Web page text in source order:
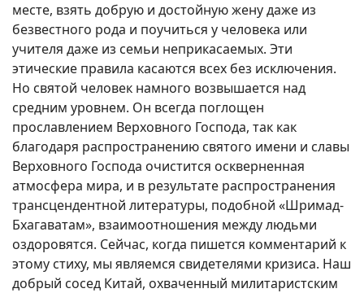
месте, взять добрую и достойную жену даже из
безвестного рода и поучиться у человека или
учителя даже из семьи неприкасаемых. Эти
этические правила касаются всех без исключения.
Но святой человек намного возвышается над
средним уровнем. Он всегда поглощен
прославлением Верховного Господа, так как
благодаря распространению святого имени и славы
Верховного Господа очистится оскверненная
атмосфера мира, и в результате распространения
трансцендентной литературы, подобной «Шримад-
Бхагаватам», взаимоотношения между людьми
оздоровятся. Сейчас, когда пишется комментарий к
этому стиху, мы являемся свидетелями кризиса. Наш
добрый сосед Китай, охваченный милитаристским